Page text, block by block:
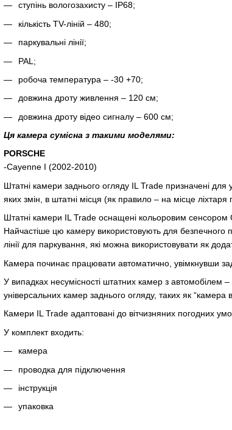
ступінь вологозахисту – IP68;
кількість TV-ліній – 480;
паркувальні лінії;
PAL;
робоча температура – -30 +70;
довжина дроту живлення – 120 см;
довжина дроту відео сигналу – 600 см;
Ця камера сумісна з такими моделями:
PORSCHE
-Cayenne I (2002-2010)
Штатні камери заднього огляду IL Trade призначені для
яких змін, в штатні місця (як правило – на місце ліхтаря
Штатні камери IL Trade оснащені кольоровим сенсором
Найчастіше цю камеру використовують для безпечного
лінії для паркування, які можна використовувати як
Камера починає працювати автоматично, увімкнувши
У випадках несумісності штатних камер з автомобілем
універсальних камер заднього огляду, таких як “камера
Камери IL Trade адаптовані до вітчизняних погодних
У комплект входить:
камера
проводка для підключення
інструкція
упаковка